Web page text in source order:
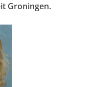
Groningen.